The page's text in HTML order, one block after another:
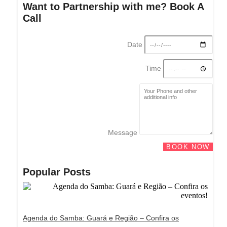
Want to Partnership with me? Book A
Call
Date
Time
Message
BOOK NOW
Popular Posts
Agenda do Samba: Guará e Região – Confira os